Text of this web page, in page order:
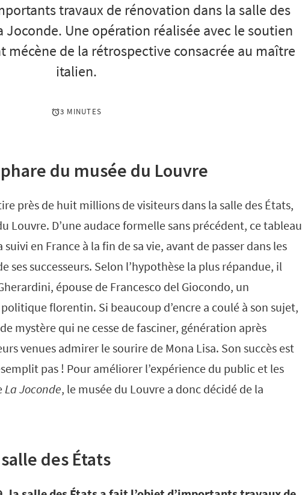
travaux de rénovation dans la salle des
Joconde. Une opération réalisée avec le soutien
mécène de la rétrospective consacrée au maître
italien.
3 MINUTES
du musée du Louvre
près de huit millions de visiteurs dans la salle des États,
Louvre. D’une audace formelle sans précédent, ce tableau
suivi en France à la fin de sa vie, avant de passer dans les
ses successeurs. Selon l’hypothèse la plus répandue, il
épouse de Francesco del Giocondo, un
florentin. Si beaucoup d’encre a coulé à son sujet,
mystère qui ne cesse de fasciner, génération après
venues admirer le sourire de Mona Lisa. Son succès est
pas ! Pour améliorer l’expérience du public et les
La Joconde, le musée du Louvre a donc décidé de la
des États